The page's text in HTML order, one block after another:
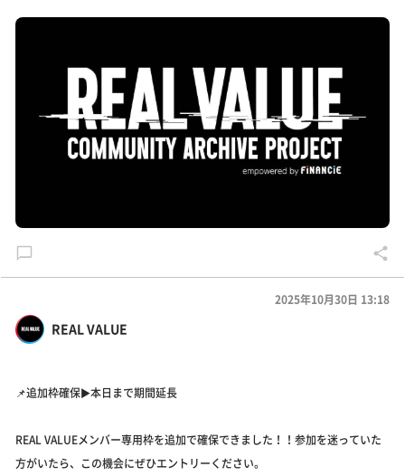
REAL VALUE
2025年10月30日 13:18
📌追加枠確保▶︎本日まで期間延長
REAL VALUEメンバー専用枠を追加で確保できました！！参加を迷っていた
方がいたら、この機会にぜひエントリーください。